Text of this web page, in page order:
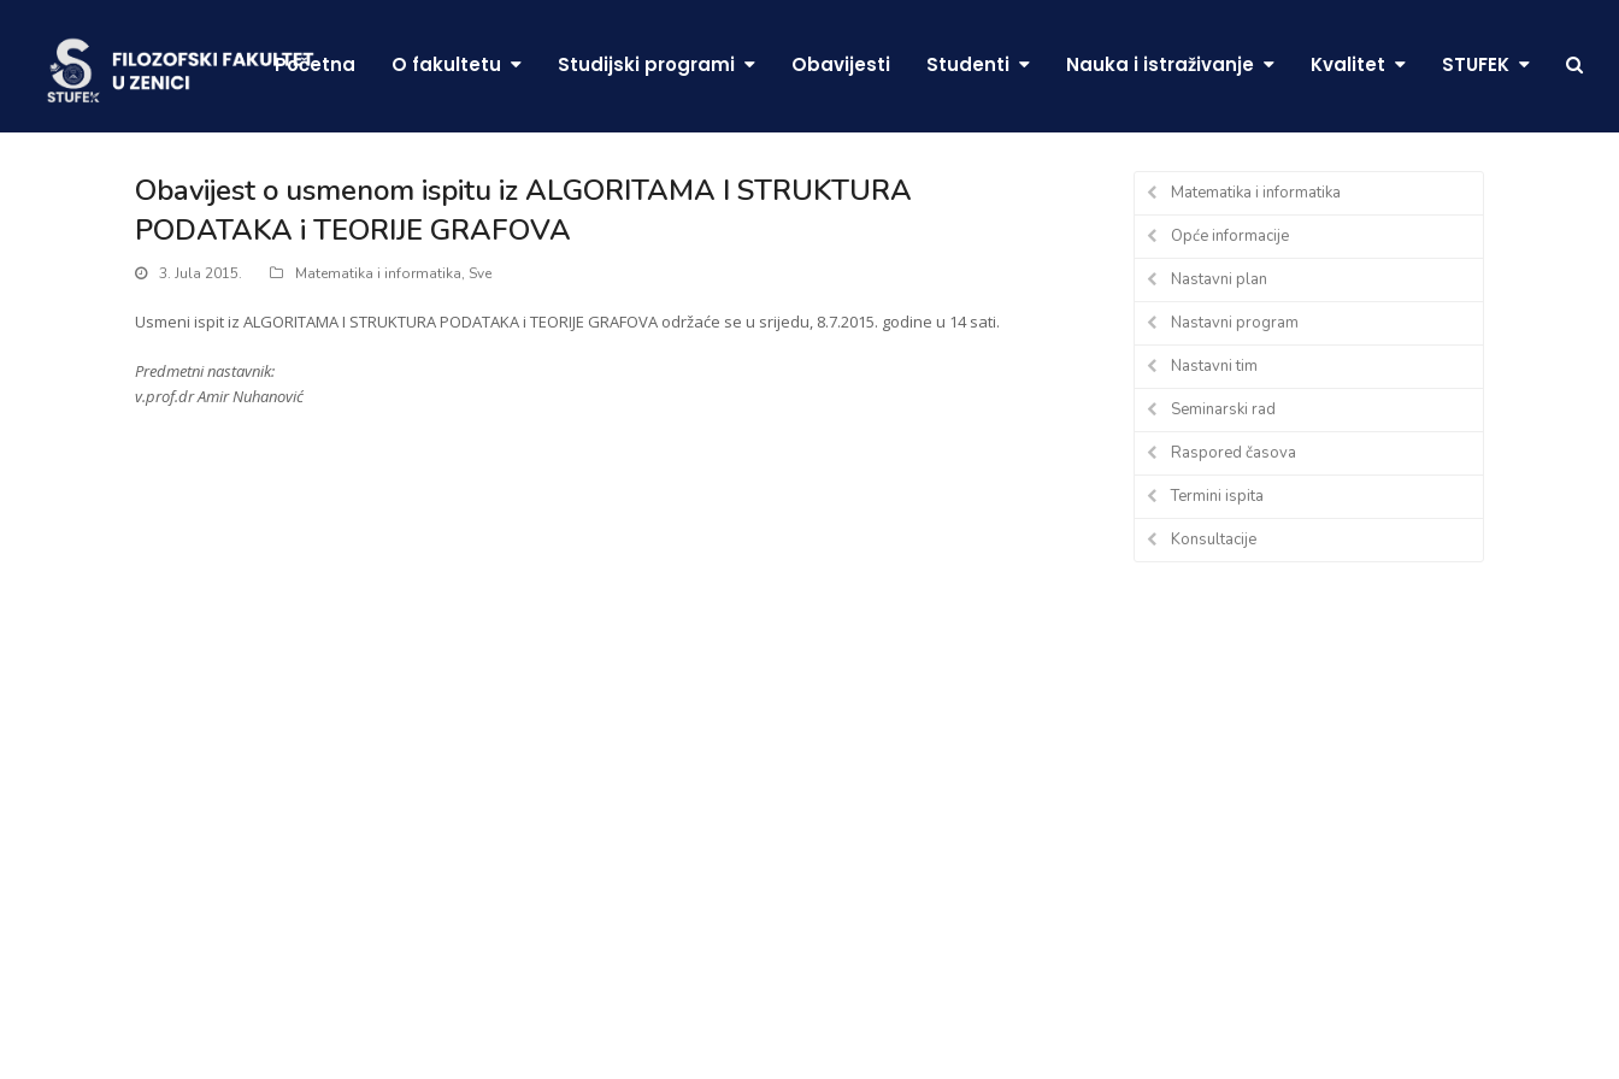
Početna O fakultetu Studijski programi Obavijesti Studenti Nauka i istraživanje Kvalitet STUFEK
Obavijest o usmenom ispitu iz ALGORITAMA I STRUKTURA
PODATAKA i TEORIJE GRAFOVA
3. Jula 2015. Matematika i informatika, Sve
Usmeni ispit iz ALGORITAMA I STRUKTURA PODATAKA i TEORIJE GRAFOVA održaće se u srijedu, 8.7.2015. godine u 14 sati.
Predmetni nastavnik:
v.prof.dr Amir Nuhanović
Matematika i informatika
Opće informacije
Nastavni plan
Nastavni program
Nastavni tim
Seminarski rad
Raspored časova
Termini ispita
Konsultacije